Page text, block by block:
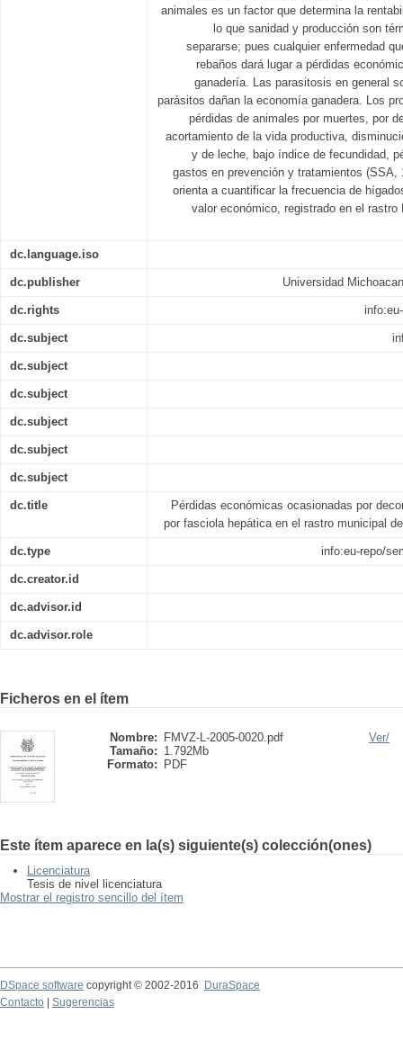
animales es un factor que determina la
lo que sanidad y producción son
separarse; pues cualquier enfermedad
rebaños dará lugar a pérdidas
ganadería. Las parasitosis en general
parásitos dañan la economía ganadera. Los
pérdidas de animales por muertes, por
acortamiento de la vida productiva,
y de leche, bajo índice de fecundidad,
gastos en prevención y tratamientos (SSA,
orienta a cuantificar la frecuencia de
valor económico, registrado en el rastro
dc.language.iso
dc.publisher Universidad
dc.rights
dc.subject
dc.subject
dc.subject
dc.subject
dc.subject
dc.subject
dc.title
Pérdidas económicas ocasionadas por
por fasciola hepática en el rastro municipal
dc.type info:eu-repo/
dc.creator.id
dc.advisor.id
dc.advisor.role
Ficheros en el ítem
Nombre:
FMVZ-L-2005-0020.pdf
Tamaño: 1.792Mb
Formato:
PDF
Ver/
Este ítem aparece en la(s) siguiente(s) colección(ones)
Licenciatura
Tesis de nivel licenciatura
Mostrar el registro sencillo del ítem
DSpace software copyright © 2002-2016
DuraSpace
Contacto
Sugerencias